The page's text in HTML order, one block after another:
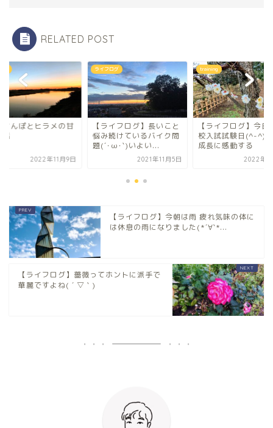
RELATED POST
ログ
イフログ】長いこと
けているバイク問
2021年11月5日
training
【ライフログ】今日は高
校入試試験日(^-^)v娘の
成長に感動する
2022年3月3日
おさんぽ
朝のさんぽとヒラメ
みの話
2022年11
【ライフログ】今朝は雨 疲れ気味の体に
は休息の雨になりました(*´∀`*...
【ライフログ】薔薇ってホントに派手で
華麗ですよね( ´ ▽ ` )